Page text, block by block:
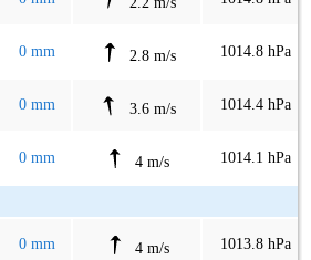
0 mm 2.8 m/s 1014.8 hPa
0 mm 3.6 m/s 1014.4 hPa
0 mm 4 m/s 1014.1 hPa
0 mm 4 m/s 1013.8 hPa